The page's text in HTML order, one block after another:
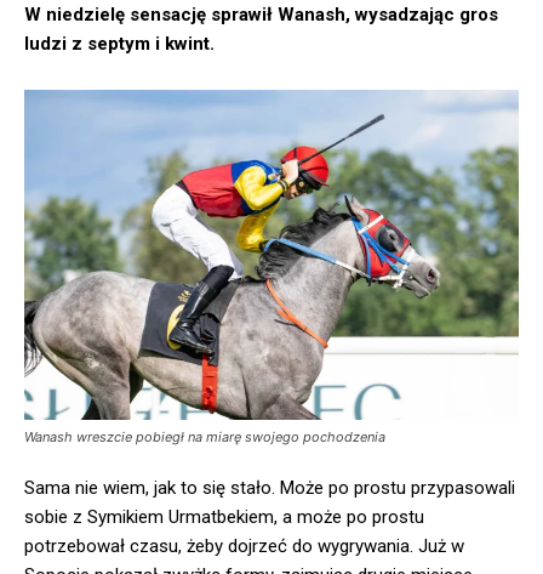
W niedzielę sensację sprawił Wanash, wysadzając gros
ludzi z septym i kwint.
Wanash wreszcie pobiegł na miarę swojego pochodzenia
Sama nie wiem, jak to się stało. Może po prostu przypasowali
sobie z Symikiem Urmatbekiem, a może po prostu
potrzebował czasu, żeby dojrzeć do wygrywania. Już w